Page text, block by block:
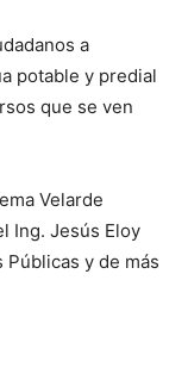
a
potable y predial
que se ven
Velarde
Ing. Jesús Eloy
y de más